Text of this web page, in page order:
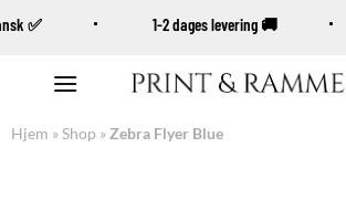
✅ 1-2 dages levering 🚚
indhold
Hjem »Shop » Zebra Flyer Blue